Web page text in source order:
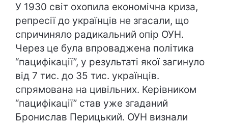
У 1930 світ охопила економічна криза,
репресії до українців не згасали, що
спричиняло радикальний опір ОУН.
Через це була впроваджена політика
“пацифікації”, у результаті якої загинуло
від 7 тис. до 35 тис. українців.
спрямована на цивільних. Керівником
“пацифікації” став уже згаданий
Бронислав Перицький. ОУН визнали